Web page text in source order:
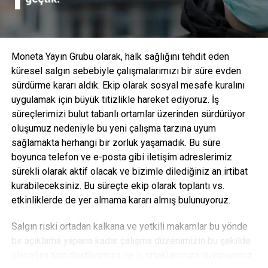
sorunlar, kesme halkası borudan çıkarılmadan önce de
tespit edilebilir ve bu sayede uygulama sırasında yıkıcı
arıza oluşması riskini azaltır.
olan Christian Kuenstel “Yüksek performanslı Walterscheid
Moneta Yayın Grubu olarak, halk sağlığını tehdit eden
küresel salgın sebebiyle çalışmalarımızı bir süre evden
sürdürme kararı aldık. Ekip olarak sosyal mesafe kuralını
uygulamak için büyük titizlikle hareket ediyoruz. İş
süreçlerimizi bulut tabanlı ortamlar üzerinden sürdürüyor
oluşumuz nedeniyle bu yeni çalışma tarzına uyum
sağlamakta herhangi bir zorluk yaşamadık. Bu süre
boyunca telefon ve e-posta gibi iletişim adreslerimiz
sürekli olarak aktif olacak ve bizimle dilediğiniz an irtibat
kurabileceksiniz. Bu süreçte ekip olarak toplantı vs.
etkinliklerde de yer almama kararı almış bulunuyoruz.
Salgın riski ortadan kalkana ve yetkili makamlar bu yönde
bir açıklama yapana kadar çalışma düzenimizin bu şekilde